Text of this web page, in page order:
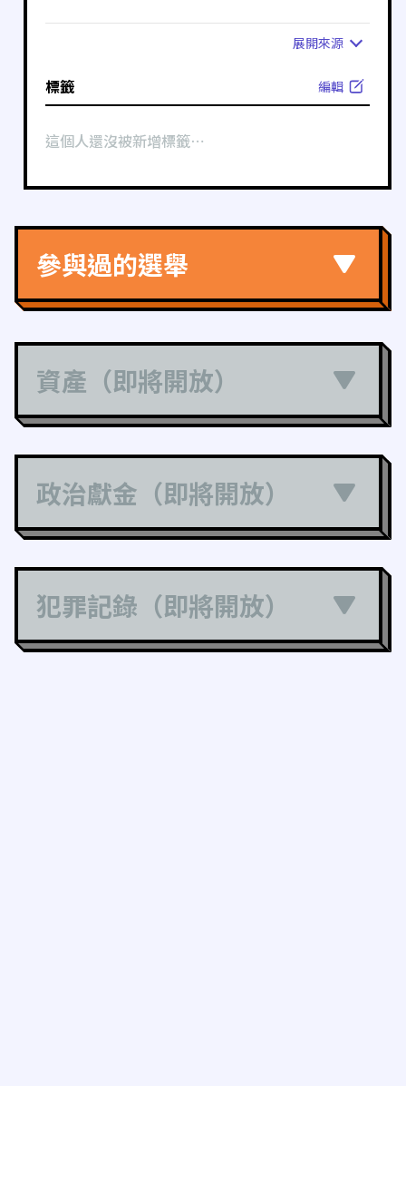
展開來源
標籤 編輯
這個人還沒被新增標籤⋯
參與過的選舉
資產（即將開放）
政治獻金（即將開放）
犯罪記錄（即將開放）